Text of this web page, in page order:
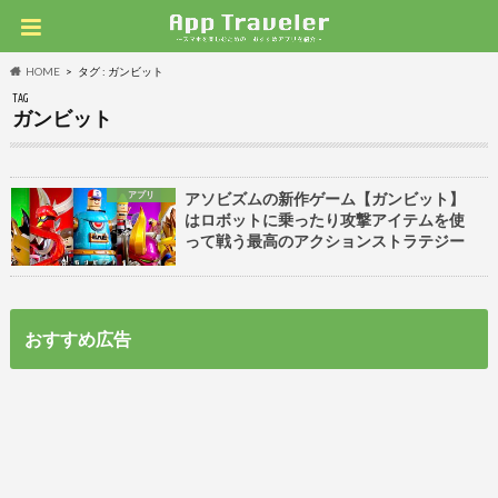
HOME タグ : ガンビット
TAG
ガンビット
アプリ
アソビズムの新作ゲーム【ガンビット】
はロボットに乗ったり攻撃アイテムを使
って戦う最高のアクションストラテジー
おすすめ広告